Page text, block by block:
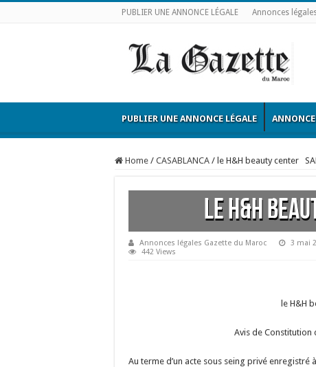
PUBLIER UNE ANNONCE LÉGALE Annonces
PUBLIER UNE ANNONCE LÉGALE
Home / CASABLANCA / le H&H beauty center
le H&H
Annonces légales Gazette du Maroc 3 mai
442 Views
le H&H
Avis de Constitution
Au terme d’un acte sous seing privé enregistré